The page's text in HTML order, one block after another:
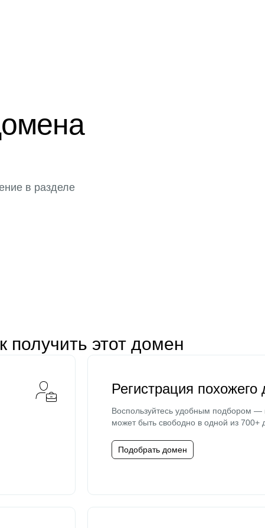
в разделе
получить этот домен
Регистрация похожего
Воспользуйтесь удобным подбором —
может быть свободно в одной из 700+
Подобрать домен